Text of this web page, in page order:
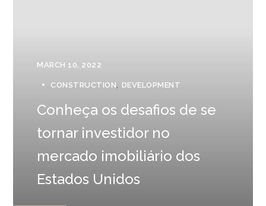
MARCH 10, 2022
CONSTRUCTION DEVELOPMENT
Conheça os desafios de se
tornar investidor no
mercado imobiliário dos
Estados Unidos